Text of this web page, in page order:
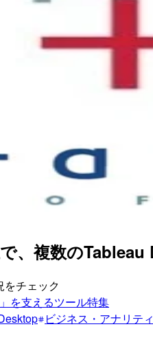
、複数の
をチェック
を支えるツール特集
ビジネス・アナリテ